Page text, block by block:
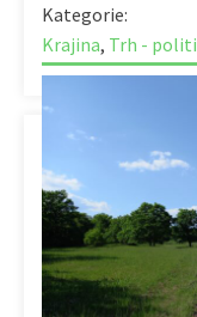
Kategorie:
Krajina, Trh -